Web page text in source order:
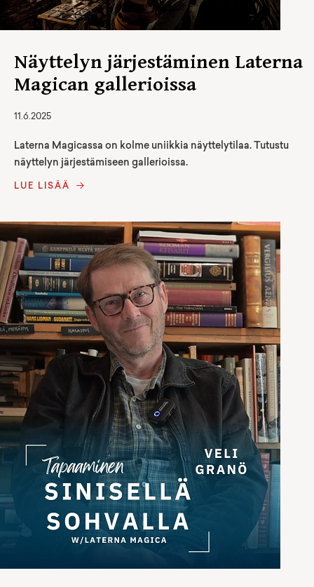
Näyttelyn järjestäminen Laterna
Magican gallerioissa
11.6.2025
Laterna Magicassa on kolme uniikkia näyttelytilaa. Tutustu
näyttelyn järjestämiseen gallerioissa.
LUE LISÄÄ